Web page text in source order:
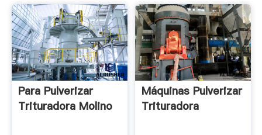
Para Pulverizar
Trituradora Molino
Máquinas Pulverizar
Trituradora